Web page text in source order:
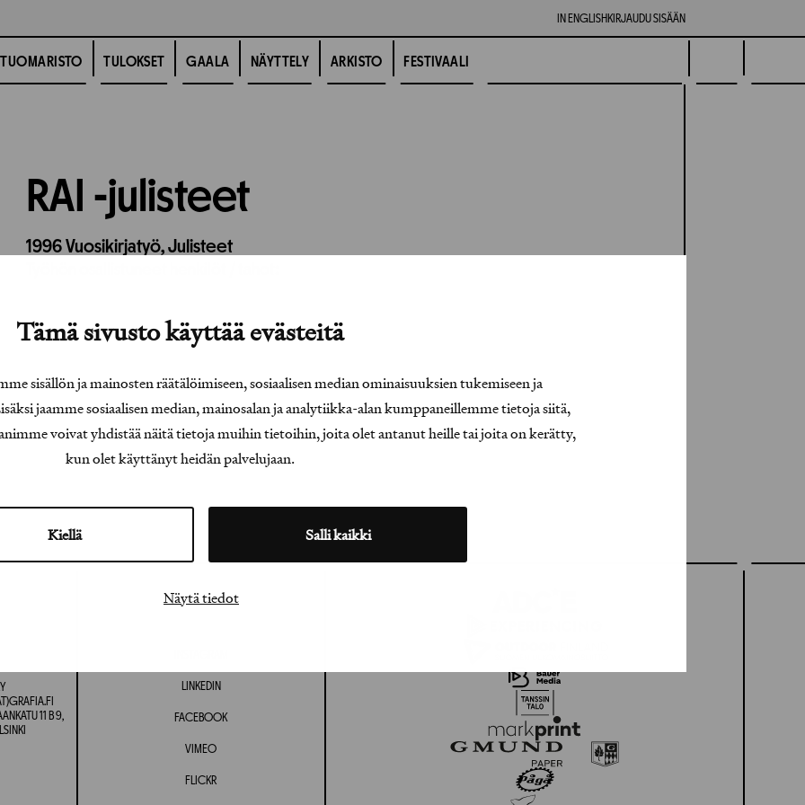
Tämä sivusto käyttää evästeitä
sisällön ja mainosten räätälöimiseen, sosiaalisen median ominaisuuksien tukemiseen ja
jaamme sosiaalisen median, mainosalan ja analytiikka-alan kumppaneillemme tietoja siitä,
voivat yhdistää näitä tietoja muihin tietoihin, joita olet antanut heille tai joita on kerätty,
kun olet käyttänyt heidän palvelujaan.
Kiellä Salli kaikki
Näytä tiedot
IN ENGLISH KIRJAUDU SISÄÄN
TUOMARISTO TULOKSET GAALA NÄYTTELY ARKISTO FESTIVAALI
RAI -julisteet
1996 Vuosikirjatyö,Julisteet
11 B 9,
LINKEDIN
FACEBOOK
VIMEO
FLICKR